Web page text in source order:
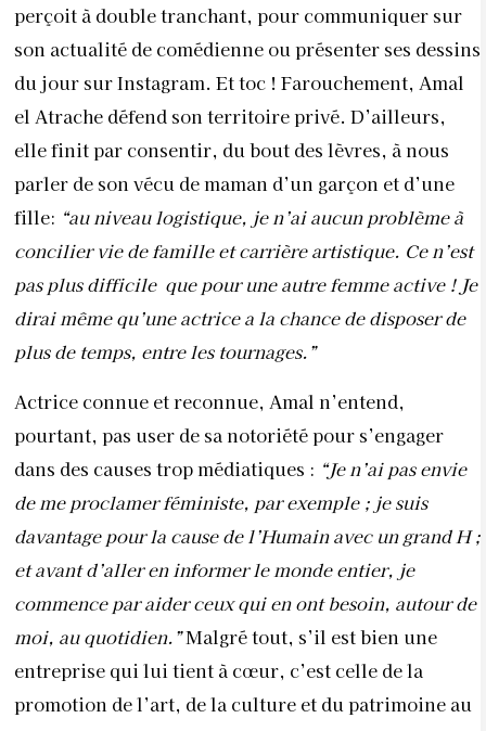
perçoit à double tranchant, pour communiquer sur
son actualité de comédienne ou présenter ses dessins
du jour sur Instagram. Et toc ! Farouchement, Amal
el Atrache défend son territoire privé. D’ailleurs,
elle finit par consentir, du bout des lèvres, à nous
parler de son vécu de maman d’un garçon et d’une
fille: “au niveau logistique, je n’ai aucun problème à
concilier vie de famille et carrière artistique. Ce n’est
pas plus difficile que pour une autre femme active ! Je
dirai même qu’une actrice a la chance de disposer de
plus de temps, entre les tournages.”
Actrice connue et reconnue, Amal n’entend,
pourtant, pas user de sa notoriété pour s’engager
dans des causes trop médiatiques : “Je n’ai pas envie
de me proclamer féministe, par exemple ; je suis
davantage pour la cause de l’Humain avec un grand H ;
et avant d’aller en informer le monde entier, je
commence par aider ceux qui en ont besoin, autour de
moi, au quotidien.”Malgré tout, s’il est bien une
entreprise qui lui tient à cœur, c’est celle de la
promotion de l’art, de la culture et du patrimoine au